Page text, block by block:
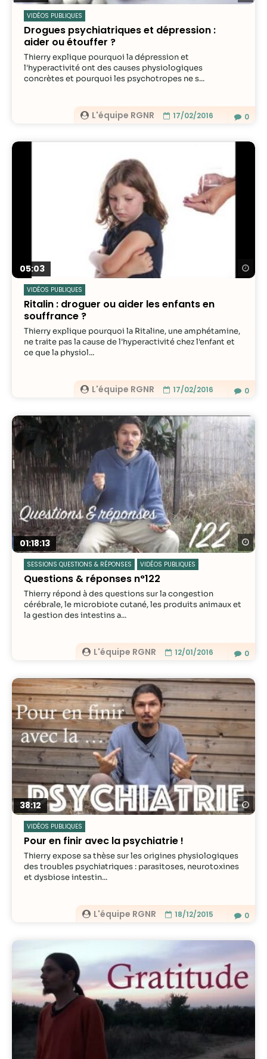
VIDÉOS PUBLIQUES
Drogues psychiatriques et dépression :
aider ou étouffer ?
L'équipe RGNR 17/02/2016
Thierry explique pourquoi la dépression et
l'hyperactivité ont des causes physiologiques
concrètes et pourquoi les psychotropes ne s...
0
05:03
VIDÉOS PUBLIQUES
Ritalin : droguer ou aider les enfants en
souffrance ?
L'équipe RGNR 17/02/2016
Thierry explique pourquoi la Ritaline, une amphétamine,
ne traite pas la cause de l'hyperactivité chez l'enfant et
ce que la physiol...
0
01:18:13
SESSIONS QUESTIONS & RÉPONSES VIDÉOS PUBLIQUES
Questions & réponses n°122
L'équipe RGNR 12/01/2016
Thierry répond à des questions sur la congestion
cérébrale, le microbiote cutané, les produits animaux et
la gestion des intestins a...
0
38:12
VIDÉOS PUBLIQUES
Pour en finir avec la psychiatrie !
L'équipe RGNR 18/12/2015
Thierry expose sa thèse sur les origines physiologiques
des troubles psychiatriques : parasitoses, neurotoxines
et dysbiose intestin...
0